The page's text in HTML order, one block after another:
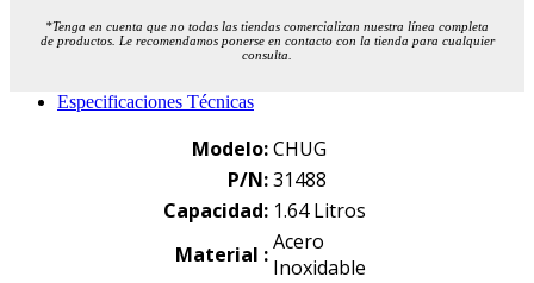
*Tenga en cuenta que no todas las tiendas comercializan nuestra línea completa
de productos. Le recomendamos ponerse en contacto con la tienda para cualquier
consulta.
Especificaciones Técnicas
Modelo: CHUG
P/N: 31488
Capacidad: 1.64 Litros
Material : Acero
Inoxidable